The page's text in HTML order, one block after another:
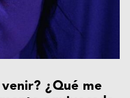
¿Qué me